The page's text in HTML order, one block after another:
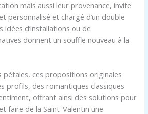
mais aussi leur provenance, invite
personnalisé et chargé d’un double
idées d’installations ou de
donnent un souffle nouveau à la
pétales, ces propositions originales
profils, des romantiques classiques
offrant ainsi des solutions pour
faire de la Saint-Valentin une